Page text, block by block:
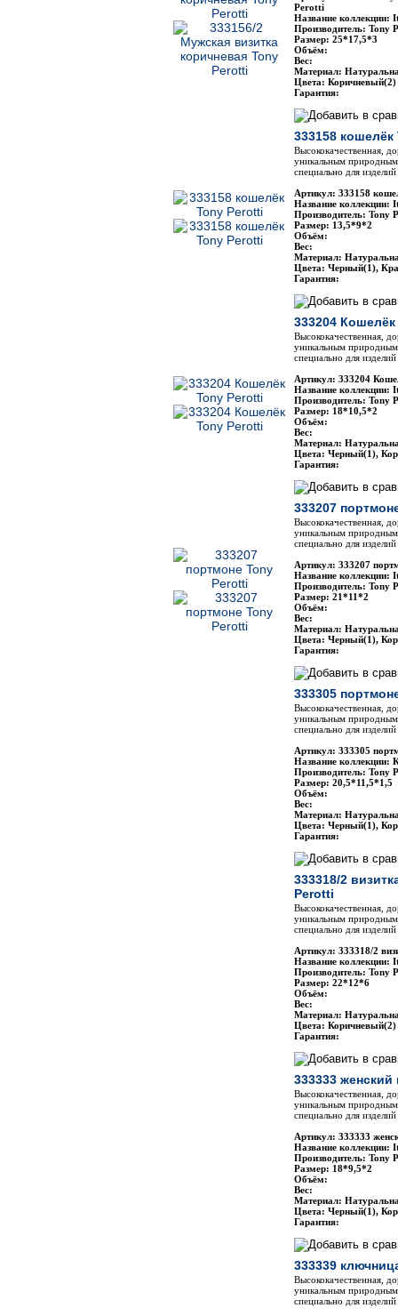
Perotti
Название коллекции:
Производитель: Tony
Размер: 25*17,5*3
Объём:
Вес:
Материал:
Цвета: Коричневый(2)
Гарантия:
333158
Высококачественная,
уникальным
специально для
Артикул: 333158
Название коллекции:
Производитель: Tony
Размер: 13,5*9*2
Объём:
Вес:
Материал:
Цвета: Черный(1),
Гарантия:
333204
Высококачественная,
уникальным
специально для
Артикул: 333204
Название коллекции:
Производитель: Tony
Размер: 18*10,5*2
Объём:
Вес:
Материал:
Цвета: Черный(1),
Гарантия:
333207
Высококачественная,
уникальным
специально для
Артикул: 333207
Название коллекции:
Производитель: Tony
Размер: 21*11*2
Объём:
Вес:
Материал:
Цвета: Черный(1),
Гарантия:
333305
Высококачественная,
уникальным
специально для
Артикул: 333305
Название коллекции:
Производитель: Tony
Размер: 20,5*11,5*1,5
Объём:
Вес:
Материал:
Цвета: Черный(1),
Гарантия:
333318/2
Perotti
Высококачественная,
уникальным
специально для
Артикул: 333318/2
Название коллекции:
Производитель: Tony
Размер: 22*12*6
Объём:
Вес:
Материал:
Цвета: Коричневый(2)
Гарантия:
333333
Высококачественная,
уникальным
специально для
Артикул: 333333
Название коллекции:
Производитель: Tony
Размер: 18*9,5*2
Объём:
Вес:
Материал:
Цвета: Черный(1),
Гарантия:
333339
Высококачественная,
уникальным
специально для